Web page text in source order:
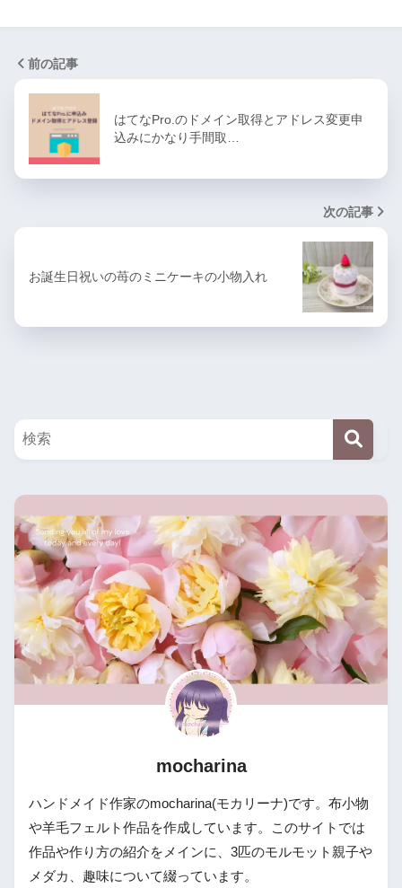
前の記事
はてなPro.のドメイン取得とアドレス変更申
込みにかなり手間取…
次の記事
お誕生日祝いの苺のミニケーキの小物入れ
mocharina
ハンドメイド作家のmocharina(モカリーナ)です。布小物
や羊毛フェルト作品を作成しています。このサイトでは
作品や作り方の紹介をメインに、3匹のモルモット親子や
メダカ、趣味について綴っています。